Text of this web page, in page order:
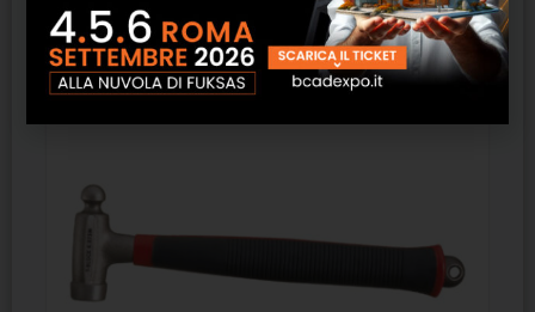
SCOPRI